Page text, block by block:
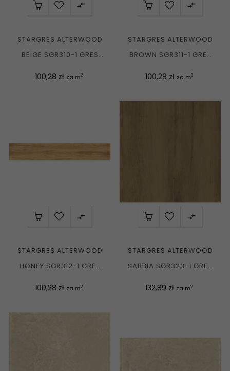

STARGRES ALTERWOOD
BEIGE SGR310-1 GRES
Cena
100,28 zł za m2

STARGRES ALTERWOOD
BROWN SGR311-1 GRES
Cena
100,28 zł za m2

STARGRES ALTERWOOD
HONEY SGR312-1 GRES
Cena
100,28 zł za m2

STARGRES ALTERWOOD
SABBIA SGR323-1 GRES
Cena
132,89 zł za m2